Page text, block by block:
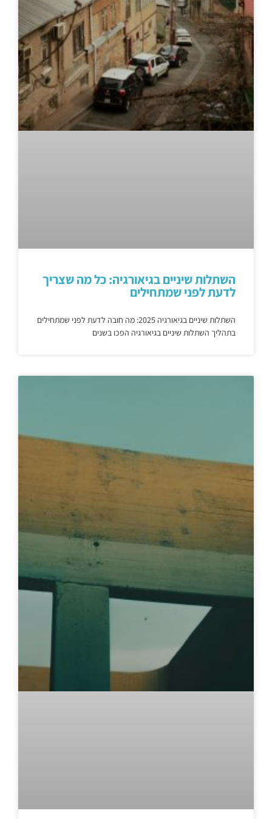
השתלות שיניים בגיאורגיה: כל מה שצריך
לדעת לפני שמתחילים
השתלות שיניים בגיאורגיה 2025: מה חובה לדעת לפני שמתחילים
בתהליך השתלות שיניים בגיאורגיה הפכו בשנים